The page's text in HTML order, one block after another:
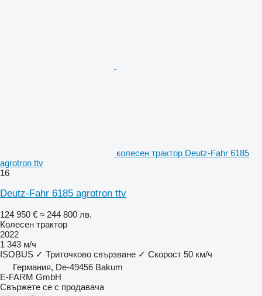
колесен трактор Deutz-Fahr 6185
agrotron ttv
16
Deutz-Fahr 6185 agrotron ttv
124 950 € ≈ 244 800 лв.
Колесен трактор
2022
1 343 м/ч
ISOBUS ✓ Триточково свързване ✓ Скорост 50 км/ч
Германия, De-49456 Bakum
E-FARM GmbH
Свържете се с продавача